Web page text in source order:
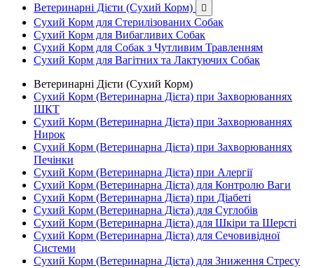
Ветеринарні Дієти (Сухий Корм)

Сухий Корм для Стерилізованих Собак
Сухий Корм для Вибагливих Собак
Сухий Корм для Собак з Чутливим Травленням
Сухий Корм для Вагітних та Лактуючих Собак
Ветеринарні Дієти (Сухий Корм)
Сухий Корм (Ветеринарна Дієта) при Захворюваннях
ШКТ
Сухий Корм (Ветеринарна Дієта) при Захворюваннях
Нирок
Сухий Корм (Ветеринарна Дієта) при Захворюваннях
Печінки
Сухий Корм (Ветеринарна Дієта) при Алергії
Сухий Корм (Ветеринарна Дієта) для Контролю Ваги
Сухий Корм (Ветеринарна Дієта) при Діабеті
Сухий Корм (Ветеринарна Дієта) для Суглобів
Сухий Корм (Ветеринарна Дієта) для Шкіри та Шерсті
Сухий Корм (Ветеринарна Дієта) для Сечовивідної
Системи
Сухий Корм (Ветеринарна Дієта) для Зниження Стресу